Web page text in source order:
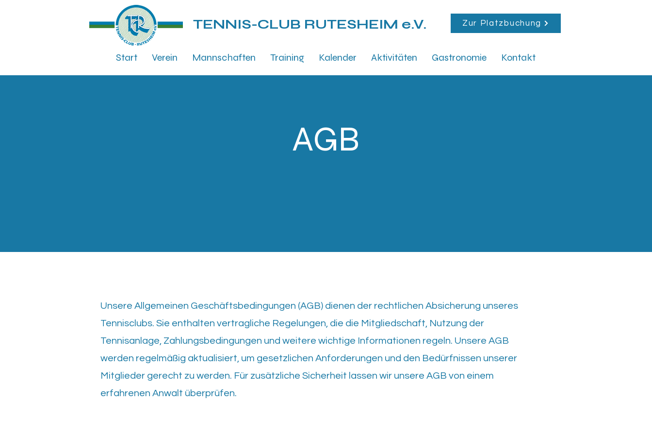
TENNIS-CLUB RUTESHEIM e.V. Zur Platzbuchung
Start Verein Mannschaften Training Kalender Aktivitäten Gastronomie Kontakt
AGB
Unsere Allgemeinen Geschäftsbedingungen (AGB) dienen der rechtlichen Absicherung unseres
Tennisclubs. Sie enthalten vertragliche Regelungen, die die Mitgliedschaft, Nutzung der
Tennisanlage, Zahlungsbedingungen und weitere wichtige Informationen regeln. Unsere AGB
werden regelmäßig aktualisiert, um gesetzlichen Anforderungen und den Bedürfnissen unserer
Mitglieder gerecht zu werden. Für zusätzliche Sicherheit lassen wir unsere AGB von einem
erfahrenen Anwalt überprüfen.